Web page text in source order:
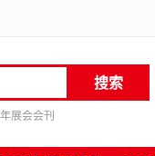
搜索
展会会刊